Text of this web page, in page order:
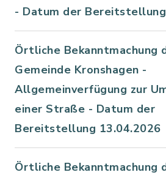
- Datum der
Örtliche Bekanntmachung
Gemeinde Kronshagen -
Allgemeinverfügung zur
einer Straße - Datum der
Bereitstellung 13.04.2026
Örtliche Bekanntmachung